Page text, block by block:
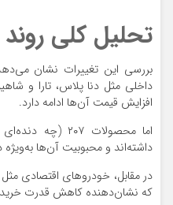
تحلیل کلی روند
بررسی این تغییرات نشان
داخلی مثل دنا پلاس، تارا و
افزایش قیمت آن‌ها ادامه دارد.
اما محصولات ۲۰۷
داشته‌اند و محبوبیت آن‌ها
که نشان‌دهنده کاهش قدرت